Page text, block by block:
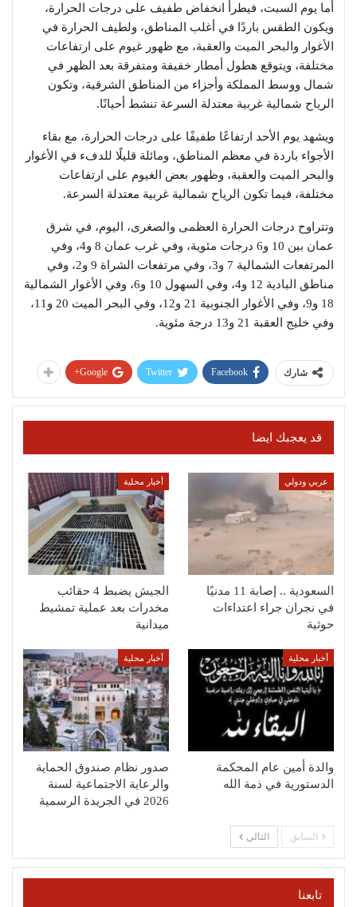
أما يوم السبت، فيطرأ انخفاض طفيف على درجات الحرارة،
ويكون الطقس باردًا في أغلب المناطق، ولطيف الحرارة في
الأغوار والبحر الميت والعقبة، مع ظهور غيوم على ارتفاعات
مختلفة، ويتوقع هطول أمطار خفيفة ومتفرقة بعد الظهر في
شمال ووسط المملكة وأجزاء من المناطق الشرقية، وتكون
الرياح شمالية غربية معتدلة السرعة تنشط أحيانًا.
ويشهد يوم الأحد ارتفاعًا طفيفًا على درجات الحرارة، مع بقاء
الأجواء باردة في معظم المناطق، ومائلة قليلًا للدفء في الأغوار
والبحر الميت والعقبة، وظهور بعض الغيوم على ارتفاعات
مختلفة، فيما تكون الرياح شمالية غربية معتدلة السرعة.
وتتراوح درجات الحرارة العظمى والصغرى، اليوم، في شرق
عمان بين 10 و6 درجات مئوية، وفي غرب عمان 8 و4، وفي
المرتفعات الشمالية 7 و3، وفي مرتفعات الشراة 9 و2، وفي
مناطق البادية 12 و4، وفي السهول 10 و6، وفي الأغوار الشمالية
18 و9، وفي الأغوار الجنوبية 21 و12، وفي البحر الميت 20 و11،
وفي خليج العقبة 21 و13 درجة مئوية.
شارك Facebook
Twitter
Google+
قد يعجبك ايضا
عربي ودولي
السعودية .. إصابة 11 مدنيًا
في نجران جراء اعتداءات
حوثية
أخبار محلية
الجيش يضبط 4 حقائب
مخدرات بعد عملية تمشيط
ميدانية
أخبار محلية
والدة أمين عام المحكمة
الدستورية في ذمة الله
أخبار محلية
صدور نظام صندوق الحماية
والرعاية الاجتماعية لسنة
2026 في الجريدة الرسمية
السابق التالي
تابعنا